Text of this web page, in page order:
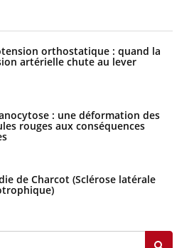
orthostatique : quand la
artérielle chute au lever
: une déformation des
rouges aux conséquences
de Charcot (Sclérose latérale